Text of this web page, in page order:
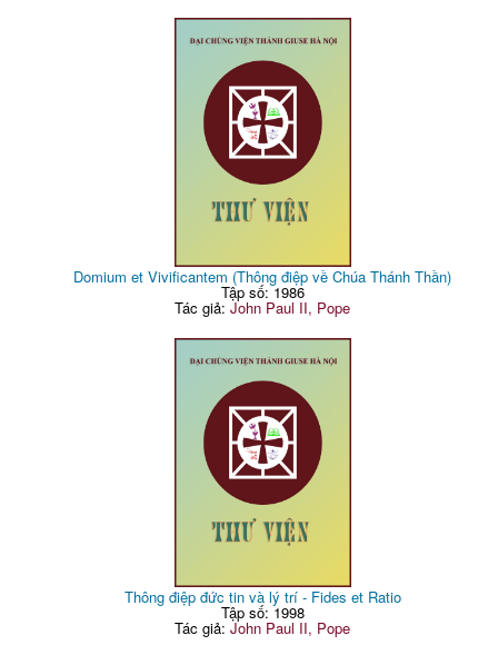
Domium et Vivificantem (Thông điệp về Chúa Thánh Thần)
Tập số: 1986
Tác giả:John Paul II, Pope
Thông điệp đức tin và lý trí - Fides et Ratio
Tập số: 1998
Tác giả:John Paul II, Pope